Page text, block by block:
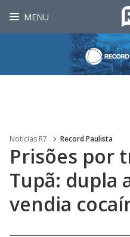
MENU
Noticias R7 Record Paulista
Prisões por
Tupã: dupla
vendia